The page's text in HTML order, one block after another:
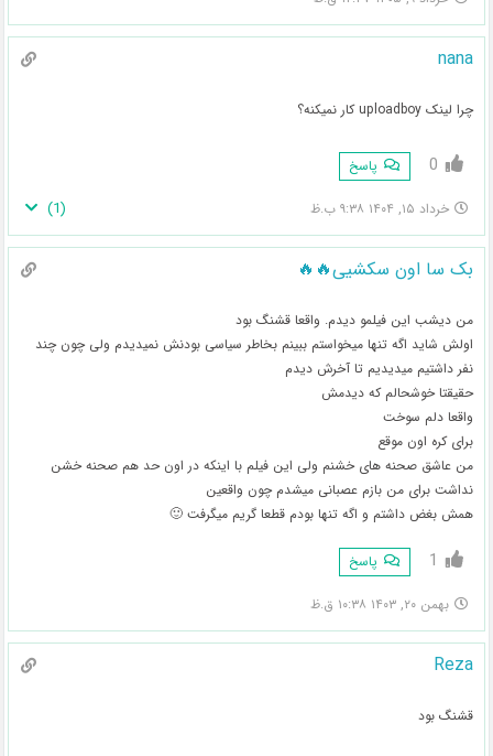
nana
چرا لینک uploadboy کار نمیکنه؟
0 پاسخ
خرداد ۱۵, ۱۴۰۴ ۹:۳۸ ب.ظ (
1
)
بک سا اون سکشیی🔥🔥
من دیشب این فیلمو دیدم. واقعا قشنگ بود
اولش شاید اگه تنها میخواستم ببینم بخاطر سیاسی بودنش نمیدیدم ولی چون چند
نفر داشتیم میدیدیم تا آخرش دیدم
حقیقتا خوشحالم که دیدمش
واقعا دلم سوخت
برای کره اون موقع
من عاشق صحنه های خشنم ولی این فیلم با اینکه در اون حد هم صحنه خشن
نداشت برای من بازم عصبانی میشدم چون واقعین
همش بغض داشتم و اگه تنها بودم قطعا گریم میگرفت 🙂
1 پاسخ
بهمن ۲۰, ۱۴۰۳ ۱۰:۳۸ ق.ظ
Reza
قشنگ بود